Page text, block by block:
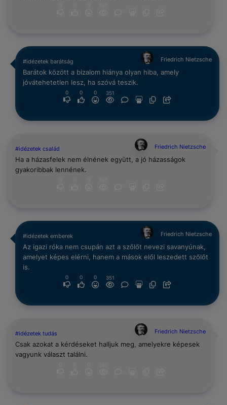
#idézetek barátság Friedrich Nietzsche
Barátok között a bizalom hiánya olyan hiba, amely
jóvátehetetlen lesz, ha szóvá teszik.
0 0 0 351
#idézetek család Friedrich Nietzsche
Ha a házasfelek nem élnének együtt, a jó házasságok
gyakoribbak lennének.
#idézetek emberek Friedrich Nietzsche
Az igazi róka nem csupán azt a szőlőt nevezi savanyúnak,
amelyet képes elérni, hanem a mások elől leszedett szőlőt
is.
0 0 0 351
#idézetek tudás Friedrich Nietzsche
Csak azokat a kérdéseket halljuk meg, amelyekre képesek
vagyunk választ találni.